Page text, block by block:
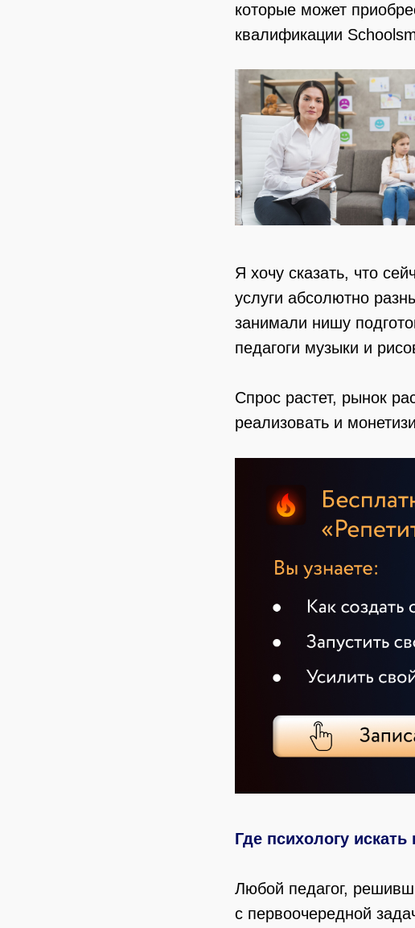
которые может
квалификации
Я хочу сказать, что
услуги абсолютно
занимали нишу
педагоги музыки и
Спрос растет, рынок
реализовать и
Где психологу искать
Любой педагог,
с первоочередной